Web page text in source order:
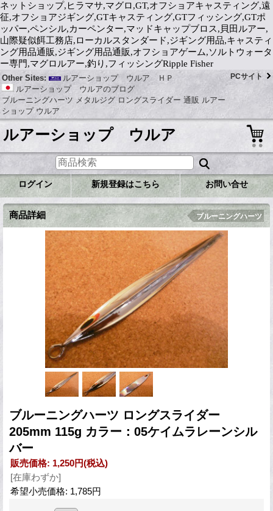
ネットショップ,ヒラマサ,マグロ,GT,オフショアキャスティング,遠
征,オフショアジギング,GTキャスティング,GTフィッシング,GTポ
ッパー,ペンシル,カーペンター,マッドキャップブロス,貝田ルアー,
山際疑似餌工務店,ローカルスタンダード,ジギング用品,キャスティ
ング用品通販,ジギング用品通販,オフショアゲーム,ソルトウォータ
ー専門,マグロルアー,釣り,フィッシングRipple Fisher
Other Sites:
ルアーショップ ウルア ＨＰ
ルアーショップ ウルアのブログ
ブルーニングハーツ メタルジグ ロングスライダー 通販 ルアー
ショップ ウルア
PCサイト
ルアーショップ ウルア
ログイン 新規登録はこちら お問い合せ
商品詳細 ブルーニングハーツ
ブルーニングハーツ ロングスライダー
205mm 115g カラー：05ケイムラレーンシル
バー
販売価格: 1,250円(税込)
[在庫わずか]
希望小売価格: 1,785円